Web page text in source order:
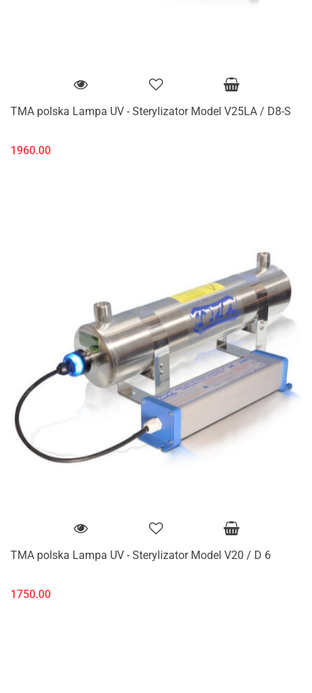
TMA polska Lampa UV - Sterylizator Model V25LA / D8-S
1960.00
TMA polska Lampa UV - Sterylizator Model V20 / D 6
1750.00